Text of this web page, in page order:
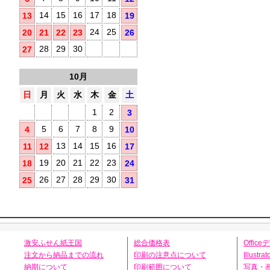
13
14 15 16 17 18
19
20
21 22 23 24 25
26
27
28 29 30
10月
日
月 火 水 木 金
土
1
2
3
4
5 6 7 8 9
10
11
12 13 14 15 16
17
18
19 20 21 22 23
24
25
26 27 28 29 30 31
激安ふせん紙王国
注文から納品までの流れ
納期について
総合価格表
印刷の注意点について
印刷範囲について
Office
写真・